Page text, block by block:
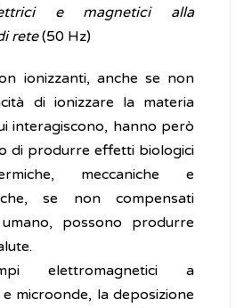
e magnetici alla
rete(50 Hz)
ionizzanti, anche se non
di ionizzare la materia
interagiscono, hanno però
di produrre effetti biologici
meccaniche e
se non compensati
umano, possono produrre
elettromagnetici a
microonde, la deposizione